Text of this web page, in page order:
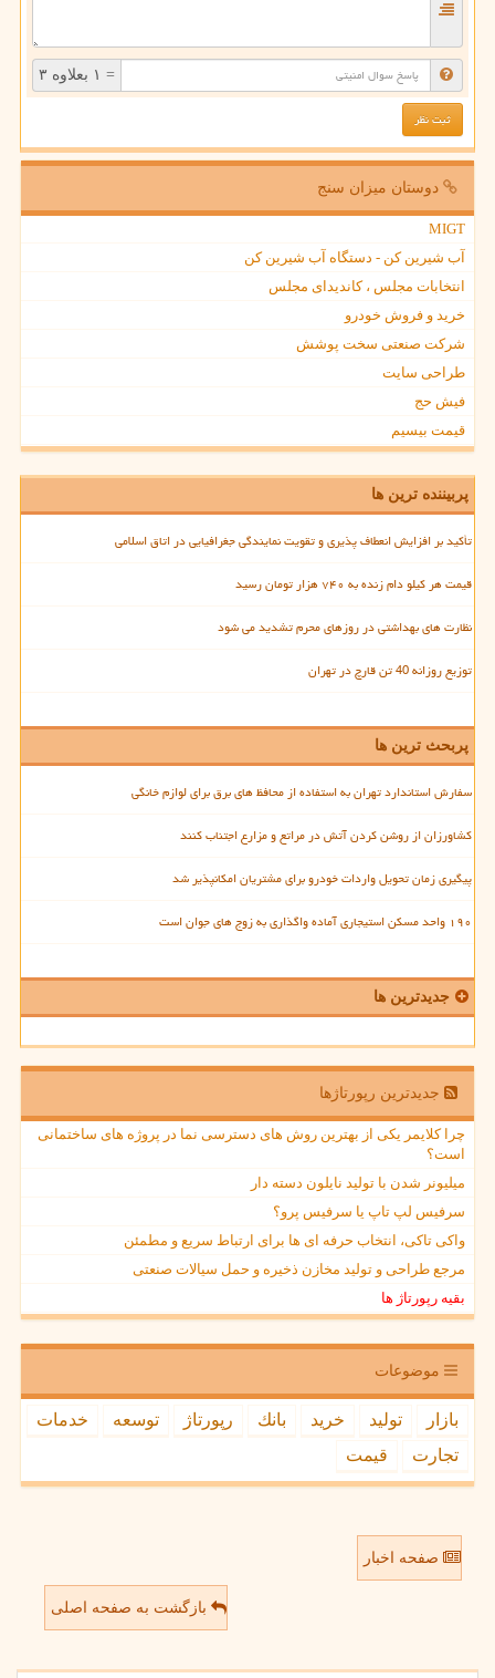
= ۱ بعلاوه ۳
دوستان میزان سنج
MIGT
آب شیرین کن - دستگاه آب شیرین کن
انتخابات مجلس ، کاندیدای مجلس
خرید و فروش خودرو
شرکت صنعتی سخت پوشش
طراحی سایت
فیش حج
قیمت بیسیم
پربیننده ترین ها
تأکید بر افزایش انعطاف پذیری و تقویت نمایندگی جغرافیایی در اتاق اسلامی
قیمت هر کیلو دام زنده به ۷۴۰ هزار تومان رسید
نظارت های بهداشتی در روزهای محرم تشدید می شود
توزیع روزانه 40 تن قارچ در تهران
پربحث ترین ها
سفارش استاندارد تهران به استفاده از محافظ های برق برای لوازم خانگی
کشاورزان از روشن کردن آتش در مراتع و مزارع اجتناب کنند
پیگیری زمان تحویل واردات خودرو برای مشتریان امکانپذیر شد
۱۹۰ واحد مسکن استیجاری آماده واگذاری به زوج های جوان است
جدیدترین ها
جدیدترین رپورتاژها
چرا کلایمر یکی از بهترین روش های دسترسی نما در پروژه های ساختمانی
است؟
میلیونر شدن با تولید نایلون دسته دار
سرفیس لپ تاپ یا سرفیس پرو؟
واکی تاکی، انتخاب حرفه ای ها برای ارتباط سریع و مطمئن
مرجع طراحی و تولید مخازن ذخیره و حمل سیالات صنعتی
بقیه رپورتاژ ها
موضوعات
بازار تولید خرید بانك رپورتاژ توسعه
خدمات
تجارت
قیمت
صفحه اخبار
بازگشت به صفحه اصلی